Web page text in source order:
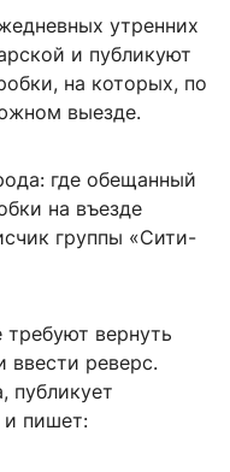
утренних
и публикуют
на которых, по
выезде.
где обещанный
на въезде
группы «Сити-
вернуть
реверс.
публикует
пишет: